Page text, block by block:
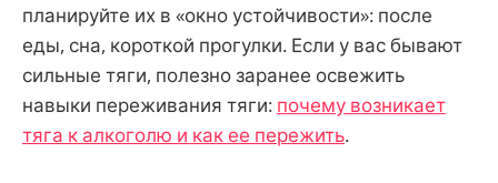
планируйте их в «окно устойчивости»: после
еды, сна, короткой прогулки. Если у вас бывают
сильные тяги, полезно заранее освежить
навыки переживания тяги: почему возникает
тяга к алкоголю и как ее пережить.